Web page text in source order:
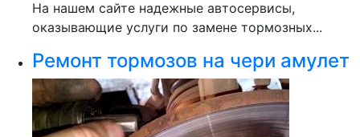
На нашем сайте надежные автосервисы,
оказывающие услуги по замене тормозных...
Ремонт тормозов на чери амулет